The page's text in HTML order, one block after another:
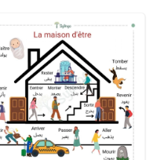
مركز المساعدة
اتصل بنا